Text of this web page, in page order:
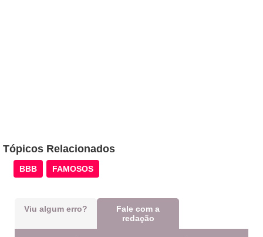
Tópicos Relacionados
BBB FAMOSOS
Viu algum erro?
Fale com a
redação